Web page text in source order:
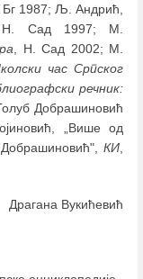
Бг 1987; Љ. Андрић,
Сад 1997; М.
, Н. Сад 2002; М.
час Српског
речник:
Добрашиновић
„Више од
КИ
Драгана Вукићевић